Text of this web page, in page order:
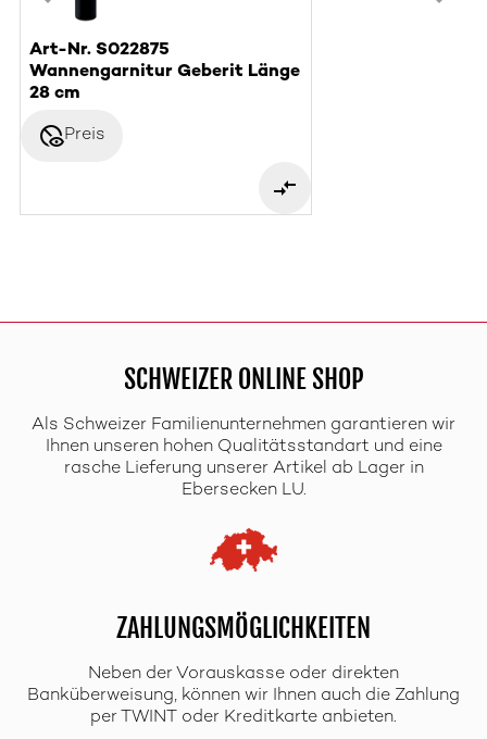
Art-Nr. S022875
Wannengarnitur Geberit Länge
28 cm
disabled_visiblePreis
SCHWEIZER ONLINE SHOP
Als Schweizer Familienunternehmen garantieren wir
Ihnen unseren hohen Qualitätsstandart und eine
rasche Lieferung unserer Artikel ab Lager in
Ebersecken LU.
ZAHLUNGSMÖGLICHKEITEN
Neben der Vorauskasse oder direkten
Banküberweisung, können wir Ihnen auch die Zahlung
per TWINT oder Kreditkarte anbieten.